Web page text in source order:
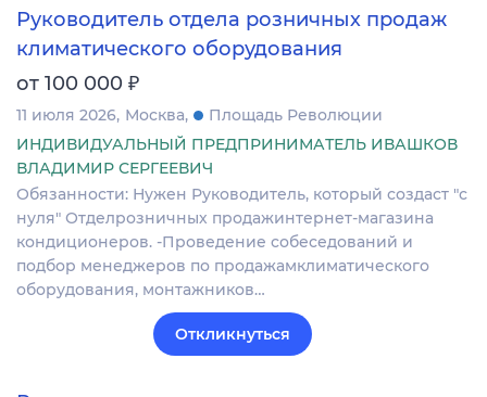
Руководитель отдела розничных продаж
климатического оборудования
от 100 000 ₽
11 июля 2026 Москва
Площадь Революции
ИНДИВИДУАЛЬНЫЙ ПРЕДПРИНИМАТЕЛЬ ИВАШКОВ
ВЛАДИМИР СЕРГЕЕВИЧ
Обязанности: Нужен Руководитель, который создаст "с
нуля" Отделрозничных продажинтернет-магазина
кондиционеров. -Проведение собеседований и
подбор менеджеров по продажамклиматического
оборудования, монтажников…
Откликнуться